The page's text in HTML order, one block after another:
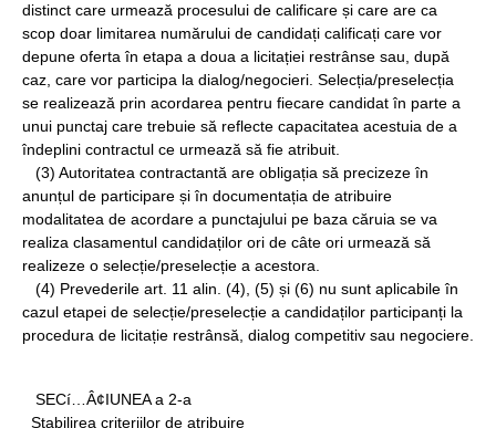
distinct care urmează procesului de calificare și care are ca
scop doar limitarea numărului de candidați calificați care vor
depune oferta în etapa a doua a licitației restrânse sau, după
caz, care vor participa la dialog/negocieri. Selecția/preselecția
se realizează prin acordarea pentru fiecare candidat în parte a
unui punctaj care trebuie să reflecte capacitatea acestuia de a
îndeplini contractul ce urmează să fie atribuit.
(3) Autoritatea contractantă are obligația să precizeze în
anunțul de participare și în documentația de atribuire
modalitatea de acordare a punctajului pe baza căruia se va
realiza clasamentul candidaților ori de câte ori urmează să
realizeze o selecție/preselecție a acestora.
(4) Prevederile art. 11 alin. (4), (5) și (6) nu sunt aplicabile în
cazul etapei de selecție/preselecție a candidaților participanți la
procedura de licitație restrânsă, dialog competitiv sau negociere.
SECí…Â¢IUNEA a 2-a
Stabilirea criteriilor de atribuire